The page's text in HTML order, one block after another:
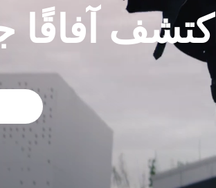
اكتشف آفاقًا